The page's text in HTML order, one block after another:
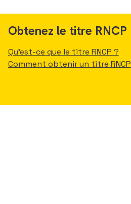
Obtenez le titre RNCP
Qu'est-ce que le titre RNCP ?
Comment obtenir un titre RNCP